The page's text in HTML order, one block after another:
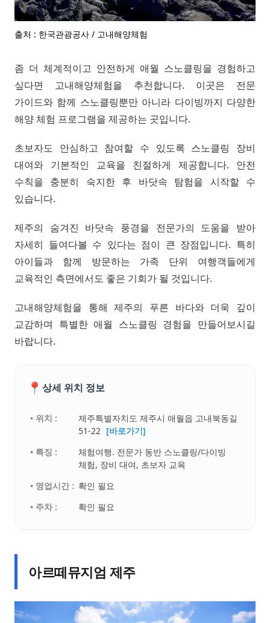
출처 : 한국관광공사 / 고내해양체험
좀 더 체계적이고 안전하게 애월 스노클링을 경험하고
싶다면 고내해양체험을 추천합니다. 이곳은 전문
가이드와 함께 스노클링뿐만 아니라 다이빙까지 다양한
해양 체험 프로그램을 제공하는 곳입니다.
초보자도 안심하고 참여할 수 있도록 스노클링 장비
대여와 기본적인 교육을 친절하게 제공합니다. 안전
수칙을 충분히 숙지한 후 바닷속 탐험을 시작할 수
있습니다.
제주의 숨겨진 바닷속 풍경을 전문가의 도움을 받아
자세히 들여다볼 수 있다는 점이 큰 장점입니다. 특히
아이들과 함께 방문하는 가족 단위 여행객들에게
교육적인 측면에서도 좋은 기회가 될 것입니다.
고내해양체험을 통해 제주의 푸른 바다와 더욱 깊이
교감하며 특별한 애월 스노클링 경험을 만들어보시길
바랍니다.
📍 상세 위치 정보
• 위치 :
제주특별자치도 제주시 애월읍 고내북동길
51-22 [바로가기]
• 특징 :
체험여행. 전문가 동반 스노클링/다이빙
체험, 장비 대여, 초보자 교육
• 영업시간 : 확인 필요
• 주차 :
확인 필요
아르떼뮤지엄 제주